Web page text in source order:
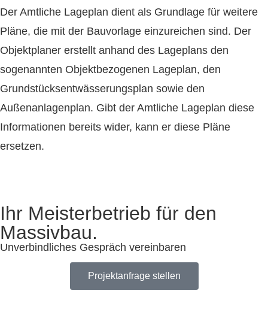
Der Amtliche Lageplan dient als Grundlage für weitere
Pläne, die mit der Bauvorlage einzureichen sind. Der
Objektplaner erstellt anhand des Lageplans den
sogenannten Objektbezogenen Lageplan, den
Grundstücksentwässerungsplan sowie den
Außenanlagenplan. Gibt der Amtliche Lageplan diese
Informationen bereits wider, kann er diese Pläne
ersetzen.
Ihr Meisterbetrieb für den
Massivbau.
Unverbindliches Gespräch vereinbaren
Projektanfrage stellen